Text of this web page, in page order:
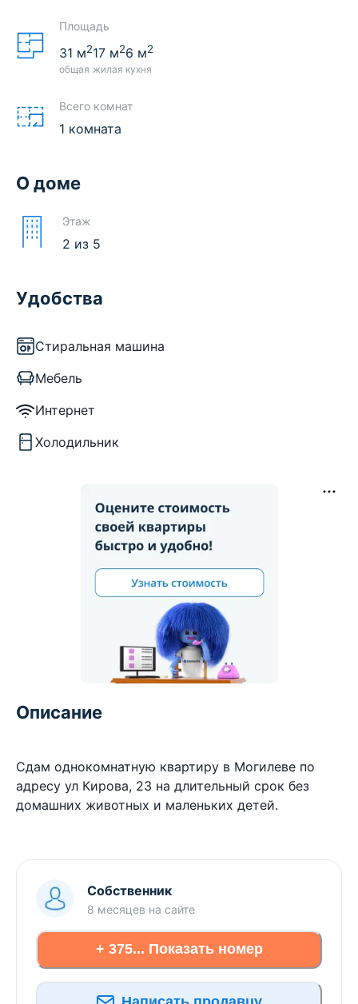
Площадь
31 м2
общая
17 м2
жилая
6 м2
кухня
Всего комнат
1 комната
О доме
Этаж
2 из 5
Удобства
Стиральная машина
Мебель
Интернет
Холодильник
Описание
Сдам однокомнатную квартиру в Могилеве по
адресу ул Кирова, 23 на длительный срок без
домашних животных и маленьких детей.
Собственник
8 месяцев на сайте
+ 375... Показать номер